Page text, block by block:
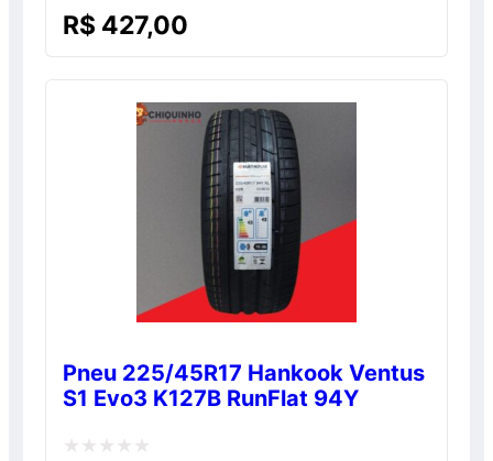
Avaliação
R$ 427,00
Pneu 225/45R17 Hankook Ventus
S1 Evo3 K127B RunFlat 94Y